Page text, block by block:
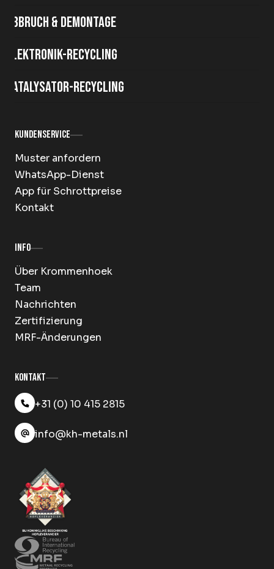
Abbruch & Demontage
Elektronik-Recycling
Katalysator-Recycling
Kundenservice
Muster anfordern
WhatsApp-Dienst
App für Schrottpreise
Kontakt
Info
Über Krommenhoek
Team
Nachrichten
Zertifizierung
MRF-Änderungen
Kontakt
+31 (0) 10 415 2815
info@kh-metals.nl